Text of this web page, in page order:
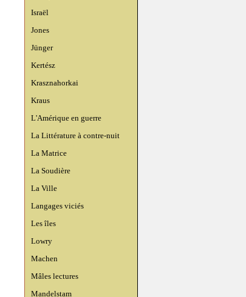
Israël
Jones
Jünger
Kertész
Krasznahorkai
Kraus
L'Amérique en guerre
La Littérature à contre-nuit
La Matrice
La Soudière
La Ville
Langages viciés
Les îles
Lowry
Machen
Mâles lectures
Mandelstam